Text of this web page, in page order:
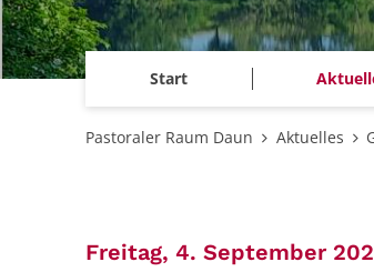
Start
Pastoraler Raum Daun Aktuelles
Freitag, 4. September